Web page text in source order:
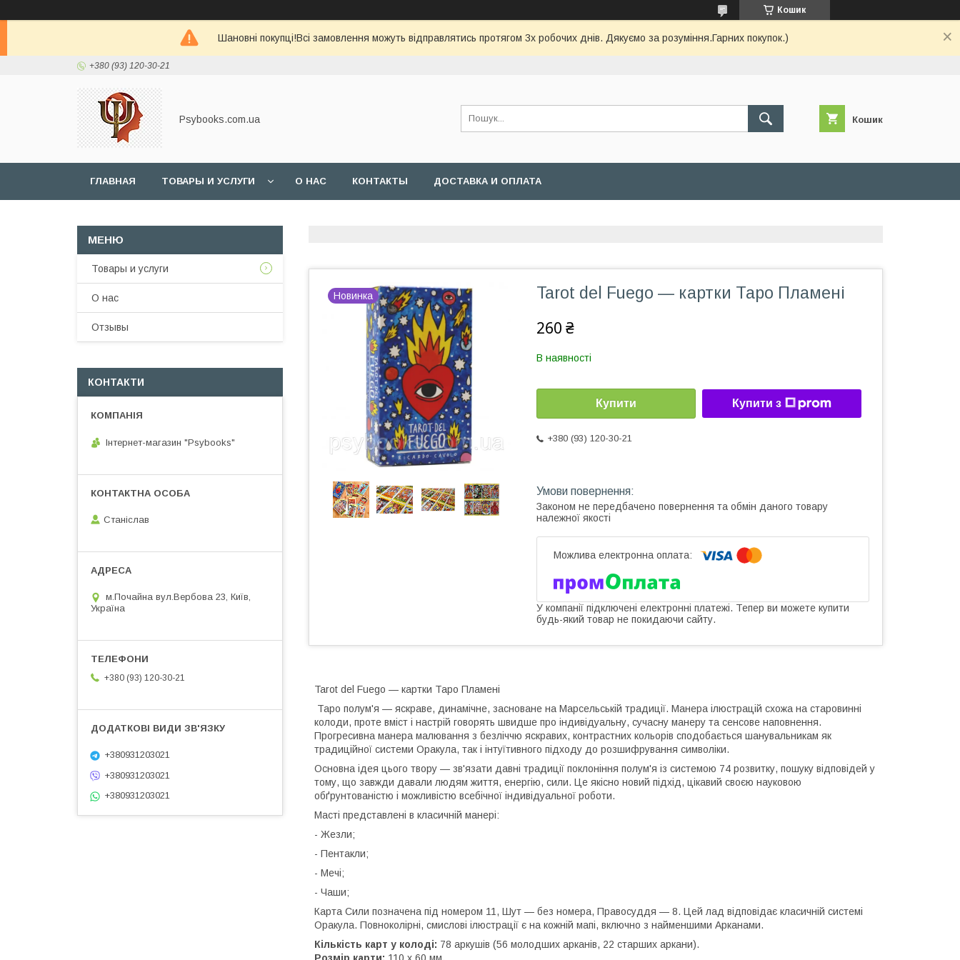
Кошик
Шановні покупці!Всі замовлення можуть відправлятись протягом 3х робочих днів. Дякуємо за розуміння.Гарних покупок.)
+380 (93) 120-30-21
Psybooks.com.ua Кошик
ГЛАВНАЯ ТОВАРЫ И УСЛУГИ О НАС КОНТАКТЫ ДОСТАВКА И ОПЛАТА
Новинка Tarot del Fuego — картки Таро Пламені
260 ₴
В наявності
Купити Купити з
+380 (93) 120-30-21
Законом не передбачено повернення та обмін даного товару
належної якості
У компанії підключені електронні платежі. Тепер ви можете купити
будь-який товар не покидаючи сайту.
Tarot del Fuego — картки Таро Пламені
Таро полум'я — яскраве, динамічне, засноване на Марсельській традиції. Манера ілюстрацій схожа на старовинні
колоди, проте вміст і настрій говорять швидше про індивідуальну, сучасну манеру та сенсове наповнення.
Прогресивна манера малювання з безліччю яскравих, контрастних кольорів сподобається шанувальникам як
традиційної системи Оракула, так і інтуїтивного підходу до розшифрування символіки.
Основна ідея цього твору — зв'язати давні традиції поклоніння полум'я із системою 74 розвитку, пошуку відповідей у
тому, що завжди давали людям життя, енергію, сили. Це якісно новий підхід, цікавий своєю науковою
обґрунтованістю і можливістю всебічної індивідуальної роботи.
Масті представлені в класичній манері:
- Жезли;
- Пентакли;
- Мечі;
- Чаши;
Карта Сили позначена під номером 11, Шут — без номера, Правосуддя — 8. Цей лад відповідає класичній системі
Оракула. Повноколірні, смислові ілюстрації є на кожній мапі, включно з найменшими Арканами.
Кількість карт у колоді: 78 аркушів (56 молодших арканів, 22 старших аркани).
Товары и услуги
О нас
Отзывы
КОНТАКТИ
Інтернет-магазин "Psybooks"
Cтаніслав
м.Почайна вул.Вербова 23, Київ,
Україна
+380 (93) 120-30-21
+380931203021
+380931203021
+380931203021